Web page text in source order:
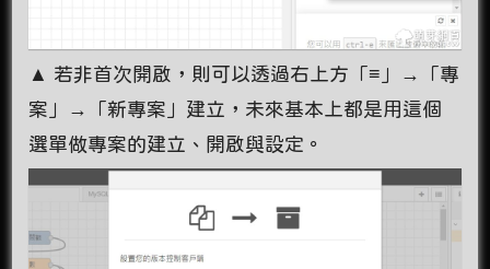
▲ 若非首次開啟，則可以透過右上方「≡」→「專
案」→「新專案」建立，未來基本上都是用這個
選單做專案的建立、開啟與設定。